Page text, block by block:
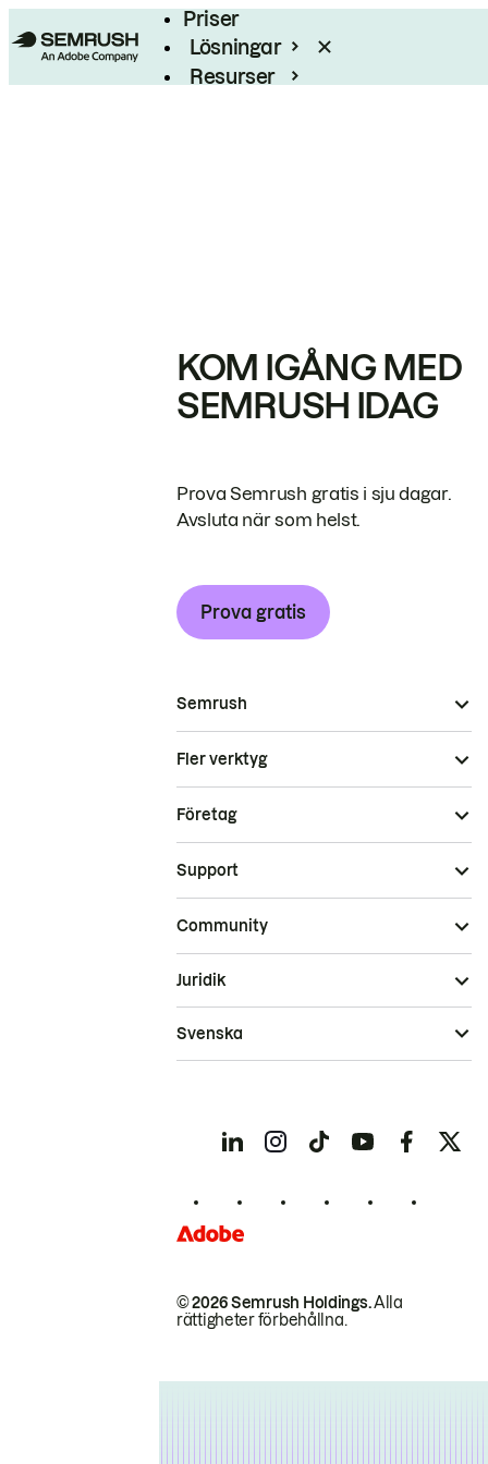
Priser
Lösningar
Resurser
KOM IGÅNG MED
SEMRUSH IDAG
Prova Semrush gratis i sju dagar.
Avsluta när som helst.
Prova gratis
Semrush
Fler verktyg
Företag
Support
Community
© 2026 Semrush Holdings.Alla
rättigheter förbehållna.
Juridik
Svenska